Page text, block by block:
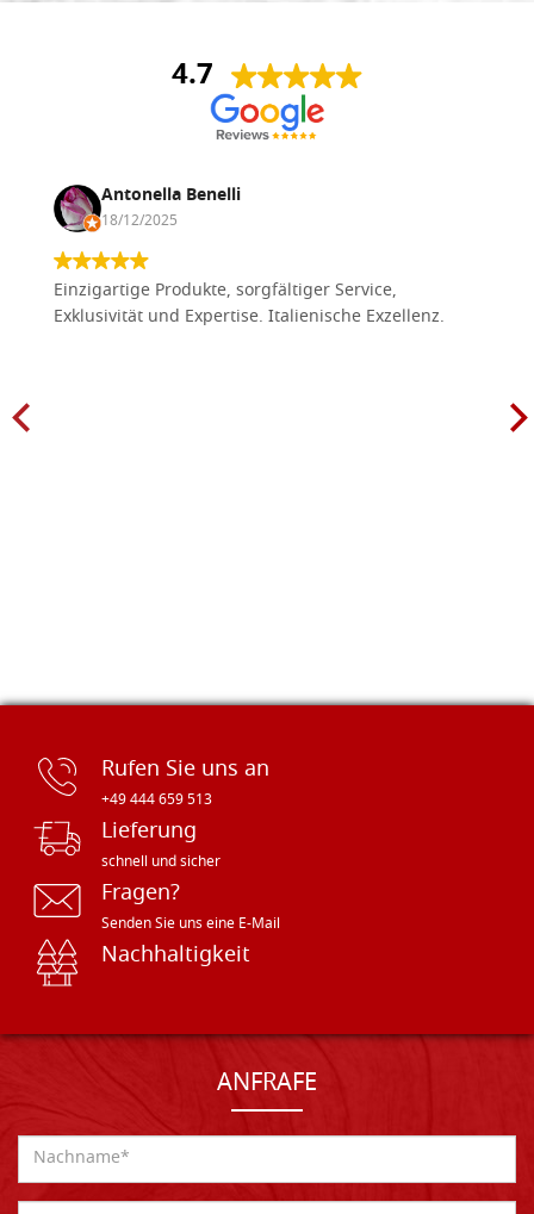
4.7
Antonella Benelli
18/12/2025
Einzigartige Produkte, sorgfältiger Service,
Exklusivität und Expertise. Italienische Exzellenz.
Rufen Sie uns an
+49 444 659 513
Lieferung
schnell und sicher
Fragen?
Senden Sie uns eine E-Mail
Nachhaltigkeit
ANFRAFE